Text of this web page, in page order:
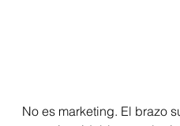
No es marketing. El brazo